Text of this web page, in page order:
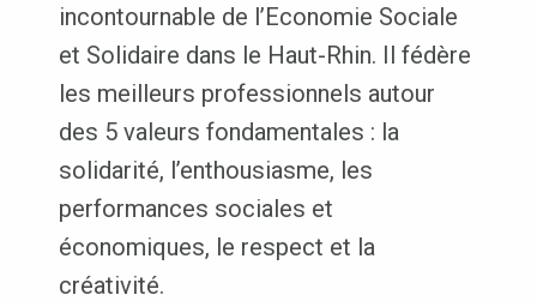
incontournable de l’Economie Sociale
et Solidaire dans le Haut-Rhin. Il fédère
les meilleurs professionnels autour
des 5 valeurs fondamentales : la
solidarité, l’enthousiasme, les
performances sociales et
économiques, le respect et la
créativité.